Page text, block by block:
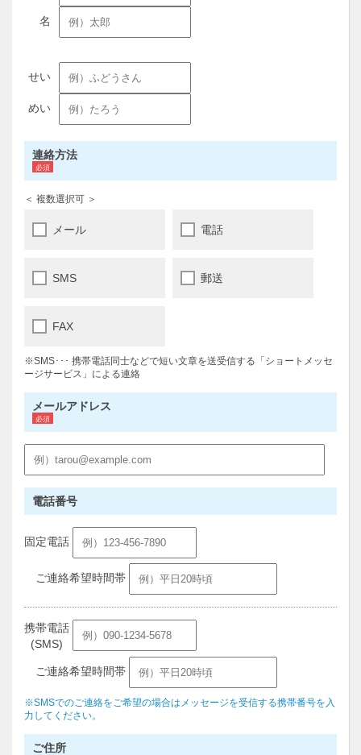
連絡方法
＜ 複数選択可 ＞
メール 電話
SMS 郵送
FAX
※SMS･･･ 携帯電話同士などで短い文章を送受信する「ショートメッセ
ージサービス」による連絡
メールアドレス
電話番号
固定電話
ご連絡希望時間帯
携帯電話
(SMS)
ご連絡希望時間帯
※SMSでのご連絡をご希望の場合はメッセージを受信する携帯番号を入
力してください。
ご住所